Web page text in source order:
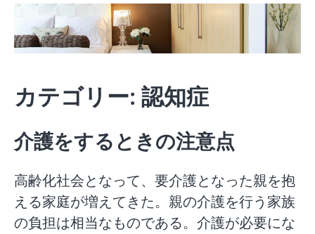
カテゴリー: 認知症
介護をするときの注意点
高齢化社会となって、要介護となった親を抱
える家庭が増えてきた。親の介護を行う家族
の負担は相当なものである。介護が必要にな